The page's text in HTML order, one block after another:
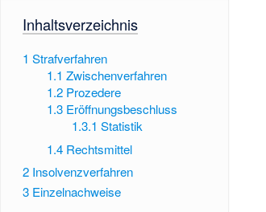
Inhaltsverzeichnis
1 Strafverfahren
1.1 Zwischenverfahren
1.2 Prozedere
1.3 Eröffnungsbeschluss
1.3.1 Statistik
1.4 Rechtsmittel
2 Insolvenzverfahren
3 Einzelnachweise